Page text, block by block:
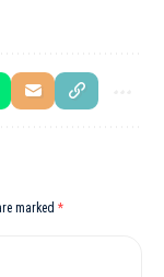
marked *